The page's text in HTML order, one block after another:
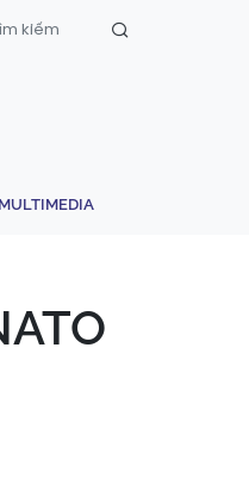
MULTIMEDIA